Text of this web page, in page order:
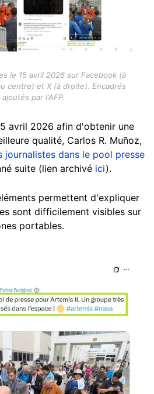
le 15 avril 2026 sur Facebook (à
centre) et X (à droite). Encadrés
par l'AFP.
avril 2026 afin d'obtenir une
qualité, Carlos R. Muñoz,
journalistes dans le pool presse
suite (lien archivé ici).
permettent d'expliquer
sont difficilement visibles sur
portables.